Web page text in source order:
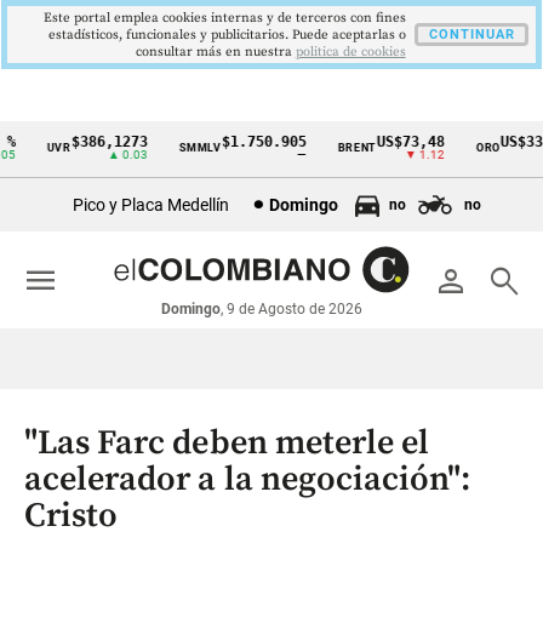
Cintillo
económicos
Colombia
UVR$386,1273
▲ 0.03
SMMLV$1.750.905 BRENTUS$73,48
▼ 1.12
ORO
Pico y Placa Medellín Domingo no no
person search
Domingo, 9 de Agosto de 2026
menu
"Las Farc deben meterle el
acelerador a la negociación":
Cristo
Este portal emplea cookies internas y de terceros con fines
estadísticos, funcionales y publicitarios. Puede aceptarlas o
consultar más en nuestra politica de cookies
CONTINUAR